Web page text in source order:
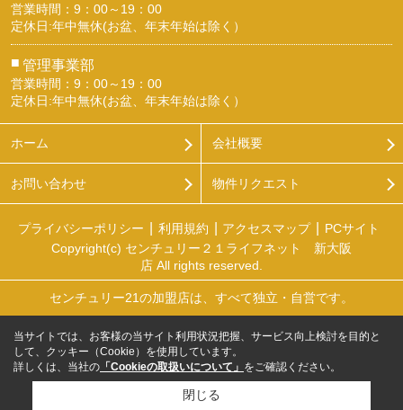
営業時間：9：00～19：00
定休日:年中無休(お盆、年末年始は除く）
■ 管理事業部
営業時間：9：00～19：00
定休日:年中無休(お盆、年末年始は除く）
ホーム 会社概要
お問い合わせ 物件リクエスト
プライバシーポリシー 利用規約 アクセスマップ
PCサイト
Copyright(c) センチュリー２１ライフネット 新大阪
店 All rights reserved.
センチュリー21の加盟店は、すべて独立・自営です。
当サイトでは、お客様の当サイト利用状況把握、サービス向上検討を目的と
して、クッキー（Cookie）を使用しています。
詳しくは、当社の 「Cookieの取扱いについて」 をご確認ください。
閉じる